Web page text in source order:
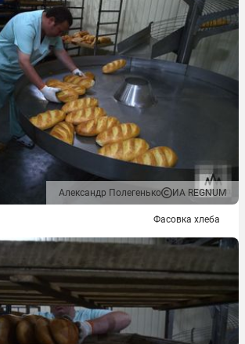
Александр Полегенько ИА REGNUM
Фасовка хлеба